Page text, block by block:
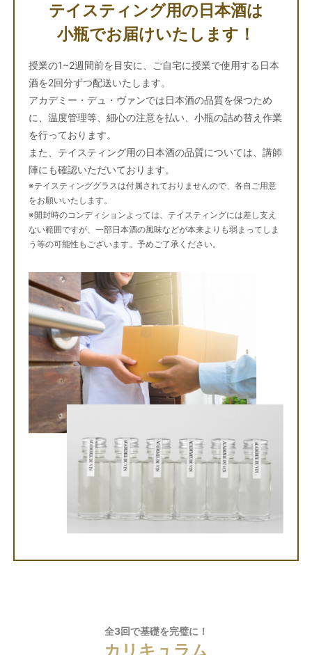
テイスティング用の日本酒は
小瓶でお届けいたします！
授業の1~2週間前を目安に、ご自宅に授業で使用する日本
酒を2回分ずつ配送いたします。
アカデミー・デュ・ヴァンでは日本酒の品質を保つため
に、温度管理等、細心の注意を払い、小瓶の詰め替え作業
を行っております。
また、テイスティング用の日本酒の品質については、講師
陣にも確認いただいております。
※テイスティンググラスは付属されておりませんので、各自ご用意
をお願いいたします。
※開封時のコンディションよっては、テイスティングには差し支え
ない範囲ですが、一部日本酒の風味などが本来よりも弱まってしま
う等の可能性もございます。予めご了承ください。
全3回で基礎を完璧に！
カリキュラム